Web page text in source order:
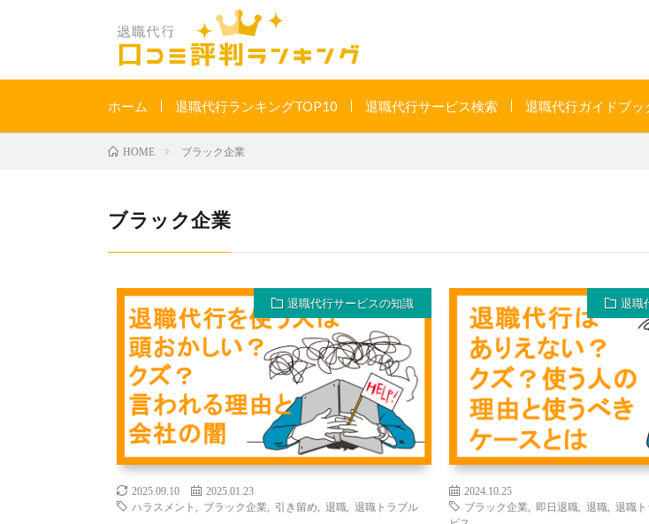
ホーム 退職代行ランキングTOP10 退職代行サービス検索 退職代行ガイドブッ
HOME ブラック企業
ブラック企業
退職代行サービスの知識
2025.09.10
2025.01.23
ハラスメント
ブラック企業 引き留め 退職 退職トラブル
退職
2024.10.25
ブラック企業
即日退職 ,退職 ,退職